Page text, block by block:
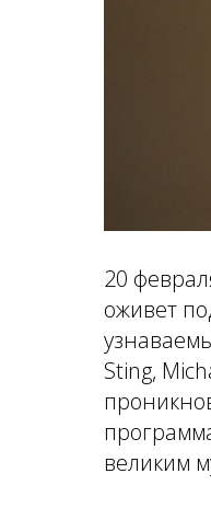
20
оживет
Sting,
великим